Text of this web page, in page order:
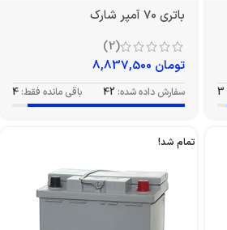
3
باتری 70 آمپر شارک
(2)
تومان
سفارش داده شده: 42 باقی مانده فقط: 4
تمام شد!